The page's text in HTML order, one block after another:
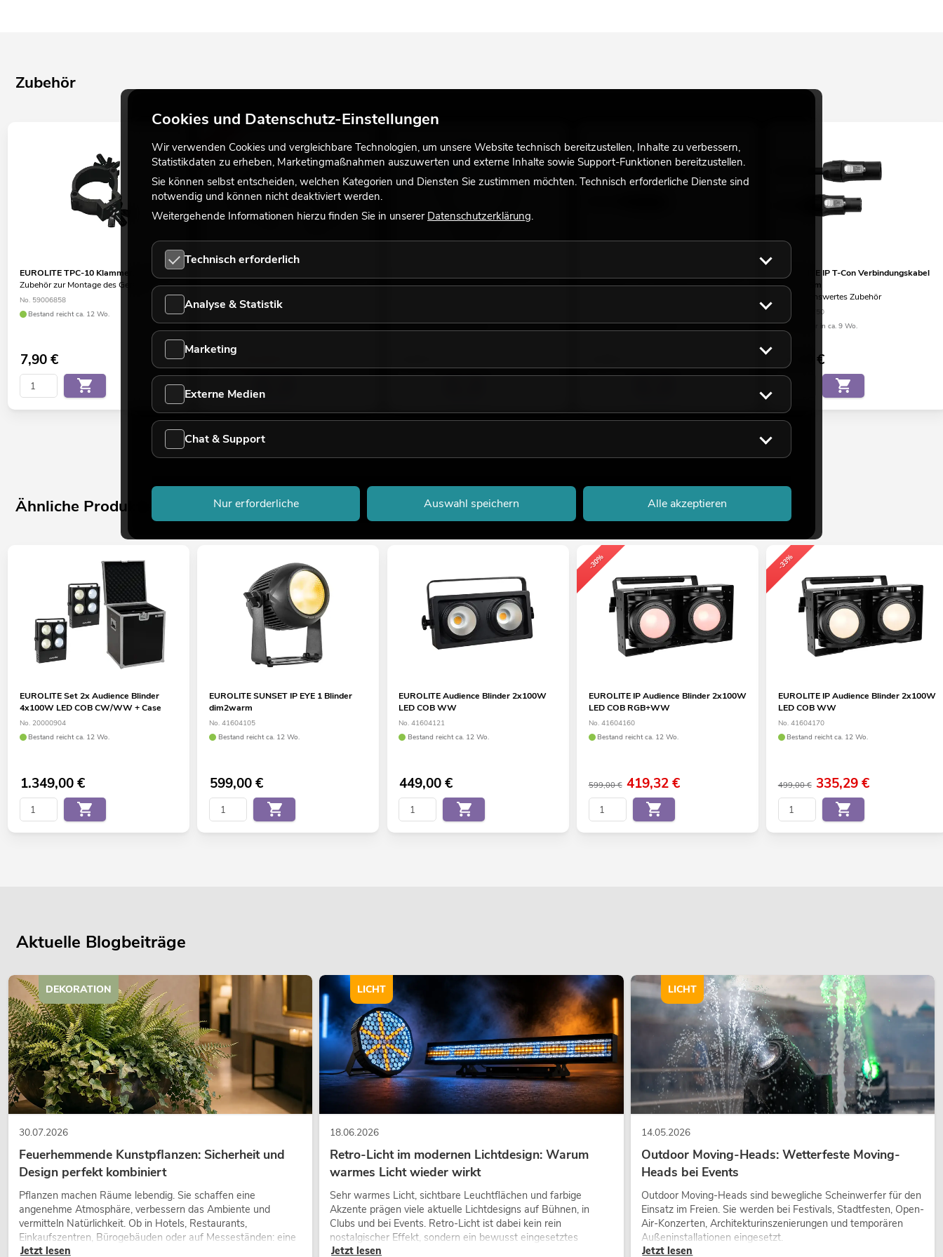
Zubehör
EUROLITE TPC-10 Klammer, schwarz
Zubehör zur Montage des Gerätes
No. 59006858
Bestand reicht ca. 12 Wo.
7,90€
-16%
silber
horizontalen Trussing!
No. 58000760
4x1000mm bis 15kg
Bestand reicht ca. 12 Wo.
1m sw
Bestand reicht ca. 12 Wo.
EUROLITE IP T-Con Verbindungskabel
3x1,5 1,5m
Empfehlenswertes Zubehör
No. 30247750
Verfügbar in ca. 9 Wo.
21,90 €
Ähnliche Produkte
EUROLITE Set 2x Audience Blinder
4x100W LED COB CW/WW + Case
No. 20000904
Bestand reicht ca. 12 Wo.
1.349,00€
EUROLITE SUNSET IP EYE 1 Blinder
dim2warm
No. 41604105
Bestand reicht ca. 12 Wo.
599,00€
EUROLITE Audience Blinder 2x100W
LED COB WW
No. 41604121
Bestand reicht ca. 12 Wo.
449,00€
-30%
EUROLITE IP Audience Blinder 2x100W
LED COB RGB+WW
No. 41604160
Bestand reicht ca. 12 Wo.
599,00 € 419,32€
-33%
EUROLITE IP Audience Blinder 2x100W
LED COB WW
No. 41604170
Bestand reicht ca. 12 Wo.
499,00 € 335,29€
Aktuelle Blogbeiträge
30.07.2026
Feuerhemmende Kunstpflanzen: Sicherheit und
Design perfekt kombiniert
Pflanzen machen Räume lebendig. Sie schaffen eine
angenehme Atmosphäre, verbessern das Ambiente und
vermitteln Natürlichkeit. Ob in Hotels, Restaurants,
Einkaufszentren, Bürogebäuden oder auf Messeständen: eine
hochwertige Begrünung gehört heute längst zum modernen
Jetzt lesen
DEKORATION
18.06.2026
Retro-Licht im modernen Lichtdesign: Warum
warmes Licht wieder wirkt
Sehr warmes Licht, sichtbare Leuchtflächen und farbige
Akzente prägen viele aktuelle Lichtdesigns auf Bühnen, in
Clubs und bei Events. Retro-Licht ist dabei kein rein
nostalgischer Effekt, sondern ein bewusst eingesetztes
Gestaltungsmittel: Es schafft Atmosphäre, gibt Szenen
Jetzt lesen
LICHT
14.05.2026
Outdoor Moving-Heads: Wetterfeste Moving-
Heads bei Events
Outdoor Moving-Heads sind bewegliche Scheinwerfer für den
Einsatz im Freien. Sie werden bei Festivals, Stadtfesten, Open-
Air-Konzerten, Architekturinszenierungen und temporären
Außeninstallationen eingesetzt.
Jetzt lesen
LICHT
Cookies und Datenschutz-Einstellungen
Wir verwenden Cookies und vergleichbare Technologien, um unsere Website technisch bereitzustellen, Inhalte zu verbessern,
Statistikdaten zu erheben, Marketingmaßnahmen auszuwerten und externe Inhalte sowie Support-Funktionen bereitzustellen.
Sie können selbst entscheiden, welchen Kategorien und Diensten Sie zustimmen möchten. Technisch erforderliche Dienste sind
notwendig und können nicht deaktiviert werden.
Weitergehende Informationen hierzu finden Sie in unserer Datenschutzerklärung.
Technisch erforderlich
Analyse & Statistik
Marketing
Externe Medien
Chat & Support
Nur erforderliche Auswahl speichern Alle akzeptieren